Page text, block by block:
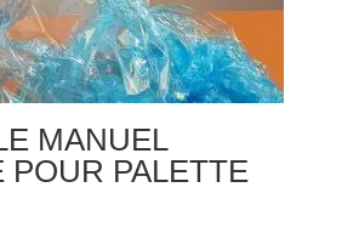
MANUEL
POUR PALETTE